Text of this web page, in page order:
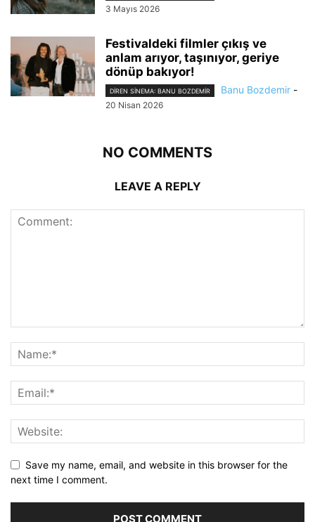
3 Mayıs 2026
Festivaldeki filmler çıkış ve
anlam arıyor, taşınıyor, geriye
dönüp bakıyor!
DIREN SINEMA: BANU BOZDEMIR Banu Bozdemir -
20 Nisan 2026
NO COMMENTS
LEAVE A REPLY
Save my name, email, and website in this browser for the
next time I comment.